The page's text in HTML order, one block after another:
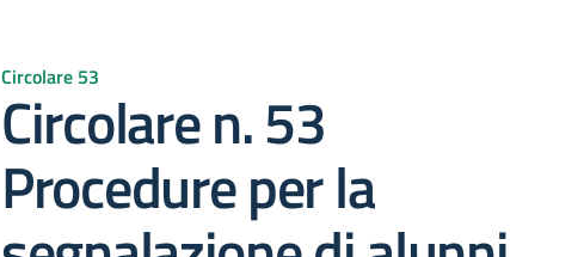
Circolare 53
Circolare n. 53
Procedure per la